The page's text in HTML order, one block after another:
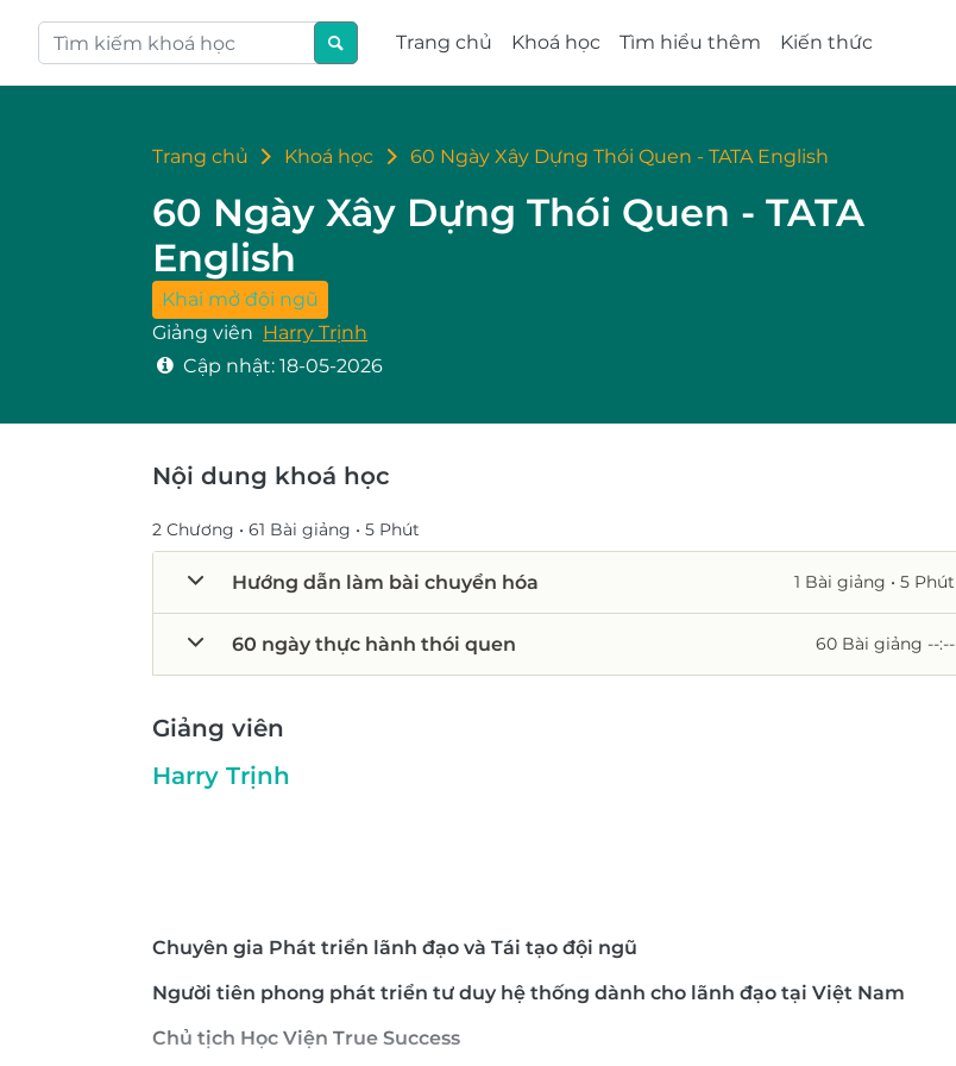
Trang chủ Khoá học Tìm hiểu thêm Kiến thức
Trang chủ Khoá học 60 Ngày Xây Dựng Thói Quen - TATA English
60 Ngày Xây Dựng Thói Quen - TATA
English
Khai mở đội ngũ
Giảng viên Harry Trịnh
Cập nhật:18-05-2026
Nội dung khoá học
2 Chương • 61 Bài giảng • 5 Phút
Hướng dẫn làm bài chuyển hóa 1 Bài giảng • 5 Phút
60 ngày thực hành thói quen 60 Bài giảng --:--
Giảng viên
Harry Trịnh
Chuyên gia Phát triển lãnh đạo và Tái tạo đội ngũ
Người tiên phong phát triển tư duy hệ thống dành cho lãnh đạo tại Việt Nam
Chủ tịch Học Viện True Success